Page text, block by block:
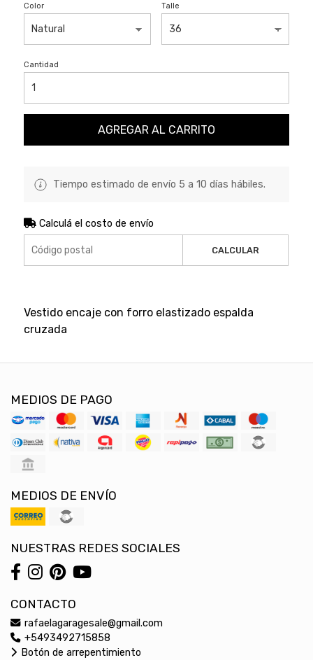
Color Talle
Cantidad
AGREGAR AL CARRITO
Tiempo estimado de envío 5 a 10 días hábiles.
Calculá el costo de envío
CALCULAR
Vestido encaje con forro elastizado espalda
cruzada
MEDIOS DE PAGO
MEDIOS DE ENVÍO
NUESTRAS REDES SOCIALES
CONTACTO
rafaelagaragesale@gmail.com
+5493492715858
Botón de arrepentimiento